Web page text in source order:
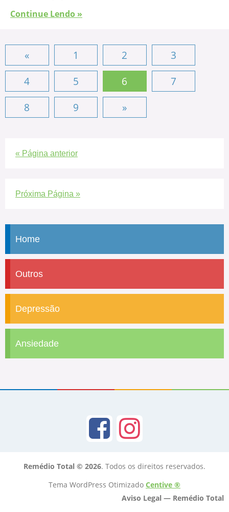
Continue Lendo »
« 1 2
3
4
5 6
7
8
9 »
« Página anterior
Próxima Página »
Home
Outros
Depressão
Ansiedade
Remédio Total © 2026. Todos os direitos reservados.
Tema WordPress Otimizado Centive ®
Aviso Legal — Remédio Total